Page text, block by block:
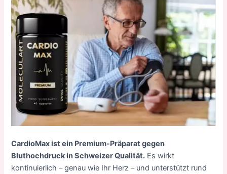
CardioMax ist ein Premium-Präparat gegen
Bluthochdruck in Schweizer Qualität. Es wirkt
kontinuierlich – genau wie Ihr Herz – und unterstützt rund